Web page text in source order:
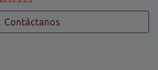
Contáctanos